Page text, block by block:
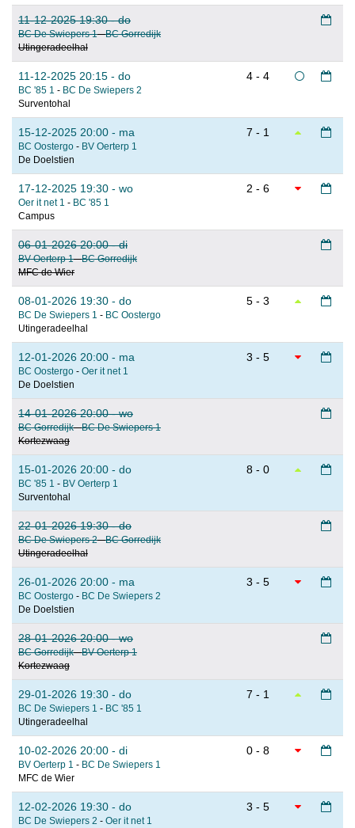
11-12-2025 19:30 - do
BC De Swiepers 1-BC Gorredijk
Utingeradeelhal
11-12-2025 20:15 - do
BC '85 1 - BC De Swiepers 2
Surventohal
4 - 4
15-12-2025 20:00 - ma
BC Oostergo - BV Oerterp 1
De Doelstien
7 - 1
17-12-2025 19:30 - wo
Oer it net 1 - BC '85 1
Campus
2 - 6
06-01-2026 20:00 - di
BV Oerterp 1-BC Gorredijk
MFC de Wier
08-01-2026 19:30 - do
BC De Swiepers 1 - BC Oostergo
Utingeradeelhal
5 - 3
12-01-2026 20:00 - ma
BC Oostergo - Oer it net 1
De Doelstien
3 - 5
14-01-2026 20:00 - wo
BC Gorredijk-BC De Swiepers 1
Kortezwaag
15-01-2026 20:00 - do
BC '85 1 - BV Oerterp 1
Surventohal
8 - 0
22-01-2026 19:30 - do
BC De Swiepers 2-BC Gorredijk
Utingeradeelhal
26-01-2026 20:00 - ma
BC Oostergo - BC De Swiepers 2
De Doelstien
3 - 5
28-01-2026 20:00 - wo
BC Gorredijk-BV Oerterp 1
Kortezwaag
29-01-2026 19:30 - do
BC De Swiepers 1 - BC '85 1
Utingeradeelhal
7 - 1
10-02-2026 20:00 - di
BV Oerterp 1 - BC De Swiepers 1
MFC de Wier
0 - 8
12-02-2026 19:30 - do
BC De Swiepers 2 - Oer it net 1
3 - 5